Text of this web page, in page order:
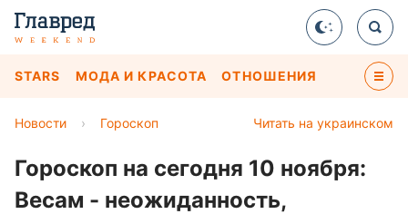
STARS МОДА И КРАСОТА ОТНОШЕНИЯ
Читать на украинском
Новости › Гороскоп
Гороскоп на сегодня 10 ноября:
Весам - неожиданность,